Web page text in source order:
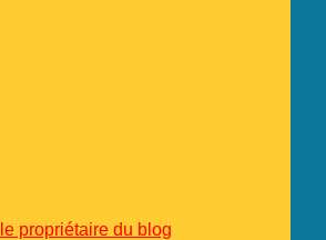
propriétaire du blog